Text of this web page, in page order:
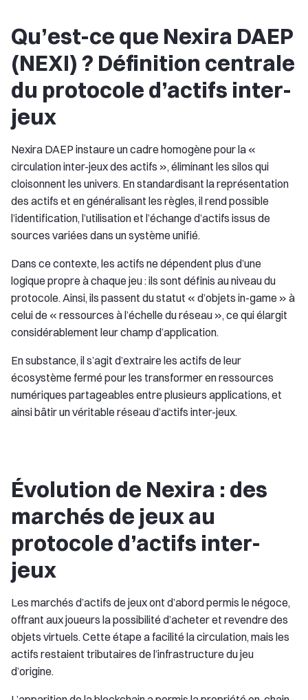
Qu’est-ce que Nexira DAEP
(NEXI) ? Définition centrale
du protocole d’actifs inter-
jeux
Nexira DAEP instaure un cadre homogène pour la «
circulation inter-jeux des actifs », éliminant les silos qui
cloisonnent les univers. En standardisant la représentation
des actifs et en généralisant les règles, il rend possible
l’identification, l’utilisation et l’échange d’actifs issus de
sources variées dans un système unifié.
Dans ce contexte, les actifs ne dépendent plus d’une
logique propre à chaque jeu : ils sont définis au niveau du
protocole. Ainsi, ils passent du statut « d’objets in-game » à
celui de « ressources à l’échelle du réseau », ce qui élargit
considérablement leur champ d’application.
En substance, il s’agit d’extraire les actifs de leur
écosystème fermé pour les transformer en ressources
numériques partageables entre plusieurs applications, et
ainsi bâtir un véritable réseau d’actifs inter-jeux.
Évolution de Nexira : des
marchés de jeux au
protocole d’actifs inter-
jeux
Les marchés d’actifs de jeux ont d’abord permis le négoce,
offrant aux joueurs la possibilité d’acheter et revendre des
objets virtuels. Cette étape a facilité la circulation, mais les
actifs restaient tributaires de l’infrastructure du jeu
d’origine.